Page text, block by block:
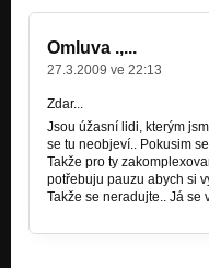
Omluva .,...
27.3.2009 ve 22:13
Zdar...
Jsou úžasní lidi, kterým
se tu neobjeví.. Pokusim
Takže pro ty
potřebuju pauzu abych si
Takže se neradujte.. Já se